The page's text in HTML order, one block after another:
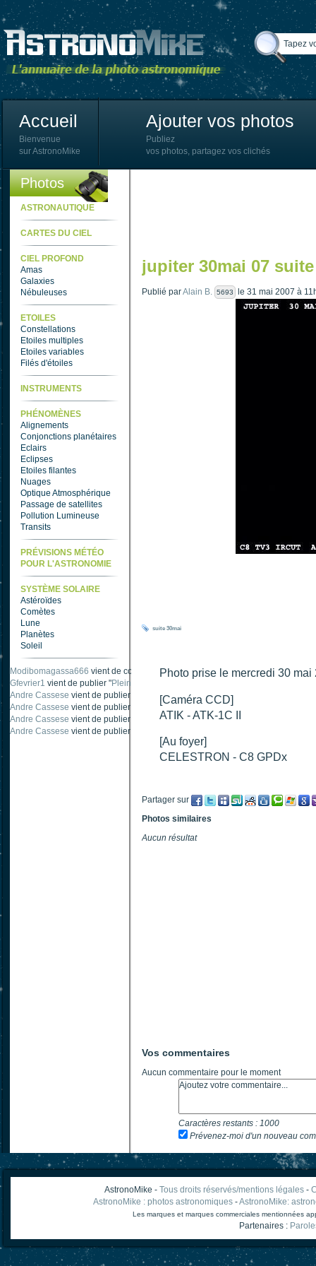
Accueil
Bienvenue
sur AstronoMike
Ajouter vos photos
Publiez
vos photos, partagez vos clichés
Photos
ASTRONAUTIQUE
CARTES DU CIEL
CIEL PROFOND
Amas
Galaxies
Nébuleuses
ETOILES
Constellations
Etoiles multiples
Etoiles variables
Filés d'étoiles
INSTRUMENTS
PHÉNOMÈNES
Alignements
Conjonctions planétaires
Eclairs
Eclipses
Etoiles filantes
Nuages
Optique Atmosphérique
Passage de satellites
Pollution Lumineuse
Transits
PRÉVISIONS MÉTÉO
POUR L'ASTRONOMIE
SYSTÈME SOLAIRE
Astéroïdes
Comètes
Lune
Planètes
Soleil
Modibomagassa666 vient de commenter "Ombre portée d'une traînée d'avion".
Gfevrier1 vient de publier "Pleine Lune - 9 Aout 205
Andre Cassese vient de publier "
Tache solaire 18 juin 2021 lunette 120 mm
Andre Cassese vient de publier "
Tache solaire 21 juin 2021 lunette halpha 120
Andre Cassese vient de publier "
taches solaires et zone active halpha 27 juin
Andre Cassese vient de publier "
jupiter 30mai 07 suite
Publié parAlain B. 5693 le 31 mai 2007 à
suite 30mai
Photo prise le mercredi 30
[Caméra CCD]
ATIK - ATK-1C II
[Au foyer]
CELESTRON - C8 GPDx
Partager sur
Photos similaires
Aucun résultat
Vos commentaires
Aucun commentaire pour le moment
Caractères restants : 1000
Prévenez-moi d'un nouveau
AstronoMike - Tous droits réservés/mentions légales-
AstronoMike : photos astronomiques -AstronoMike:
Les marques et marques commerciales mentionnées
Partenaires :